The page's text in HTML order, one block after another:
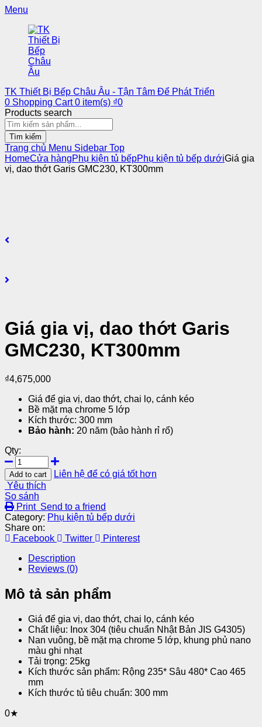
Menu
TK Thiết Bị Bếp Châu Âu - Tận Tâm Để Phát Triển
0 Shopping Cart 0 item(s) ₫0
Products search
Tìm kiếm
Trang chủ Menu Sidebar Top
HomeCửa hàngPhụ kiện tủ bếpPhụ kiện tủ bếp dướiGiá gia
vị, dao thớt Garis GMC230, KT300mm
Giá gia vị, dao thớt Garis
GMC230, KT300mm
₫4,675,000
Giá để gia vị, dao thớt, chai lọ, cánh kéo
Bề mặt mạ chrome 5 lớp
Kích thước: 300 mm
Bảo hành: 20 năm (bảo hành rỉ rổ)
Qty:
Add to cart
Liên hệ để có giá tốt hơn
Yêu thích
So sánh
Print Send to a friend
Category: Phụ kiện tủ bếp dưới
Share on:
Facebook
Twitter
Pinterest
Description
Reviews (0)
Mô tả sản phẩm
Giá để gia vị, dao thớt, chai lọ, cánh kéo
Chất liệu: Inox 304 (tiêu chuẩn Nhật Bản JIS G4305)
Nan vuông, bề mặt mạ chrome 5 lớp, khung phủ nano
màu ghi nhạt
Tải trọng: 25kg
Kích thước sản phẩm: Rộng 235* Sâu 480* Cao 465
mm
Kích thước tủ tiêu chuẩn: 300 mm
0★